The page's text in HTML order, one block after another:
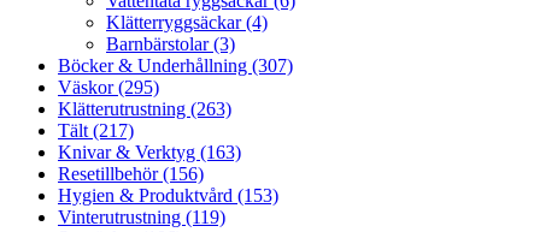
Klätterryggsäckar (4)
Barnbärstolar (3)
Böcker & Underhållning (307)
Väskor (295)
Klätterutrustning (263)
Tält (217)
Knivar & Verktyg (163)
Resetillbehör (156)
Hygien & Produktvård (153)
Vinterutrustning (119)